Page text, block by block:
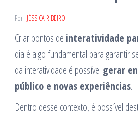
Por JÉSSICA RIBEIRO
Criar pontos de interatividade
dia é algo fundamental para garantir
da interatividade é possível gerar
público e novas experiências.
Dentro desse contexto, é possível